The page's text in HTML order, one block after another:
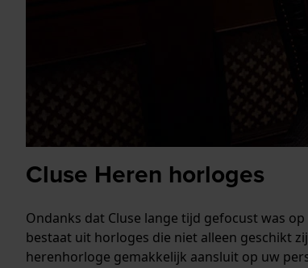
Cluse Heren horloges
Ondanks dat Cluse lange tijd gefocust was
bestaat uit horloges die niet alleen geschikt
herenhorloge gemakkelijk aansluit op uw